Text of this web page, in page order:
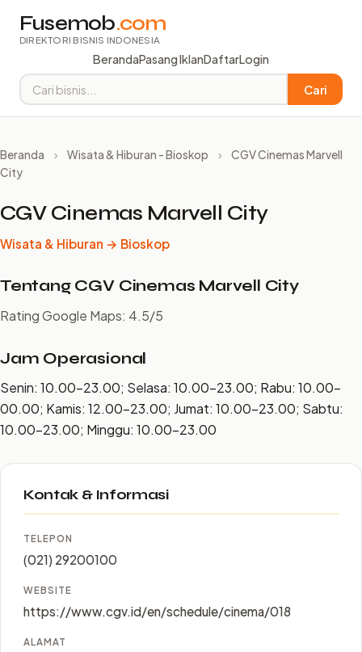
Fusemob.com
DIREKTORI BISNIS INDONESIA
BerandaPasang IklanDaftarLogin
Cari
Beranda › Wisata & Hiburan - Bioskop ›
CGV Cinemas Marvell
City
CGV Cinemas Marvell City
Wisata & Hiburan → Bioskop
Tentang CGV Cinemas Marvell City
Rating Google Maps: 4.5/5
Jam Operasional
Senin: 10.00–23.00; Selasa: 10.00–23.00; Rabu: 10.00–
00.00; Kamis: 12.00–23.00; Jumat: 10.00–23.00; Sabtu:
10.00–23.00; Minggu: 10.00–23.00
Kontak & Informasi
TELEPON
(021) 29200100
WEBSITE
https://www.cgv.id/en/schedule/cinema/018
ALAMAT